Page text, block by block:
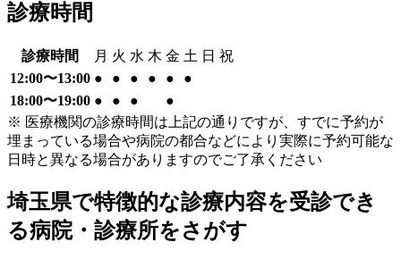
診療時間
診療時間 月 火 水 木 金 土 日 祝
12:00〜13:00 ● ● ● ● ●
●
18:00〜19:00 ● ● ●
●
※ 医療機関の診療時間は上記の通りですが、すでに予約が
埋まっている場合や病院の都合などにより実際に予約可能な
日時と異なる場合がありますのでご了承ください
埼玉県で特徴的な診療内容を受診でき
る病院・診療所をさがす